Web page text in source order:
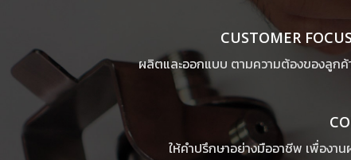
CUSTOMER
ผลิตและออกแบบ ตามความต้องของลูกค้
ให้คำปรึกษาอย่างมืออาชีพ เพื่อง